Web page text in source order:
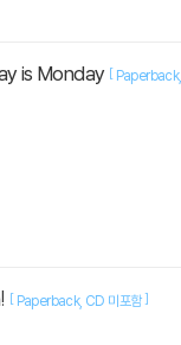
is Monday [ Paperback
[ Paperback CD 미포함]